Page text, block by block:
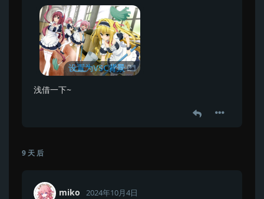
设置为VSC背景
浅借一下~
9 天 后
miko 2024年10月4日